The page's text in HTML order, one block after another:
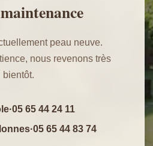
peau neuve.
nous revenons très
bientôt.
·05 65 44 24 11
·05 65 44 83 74